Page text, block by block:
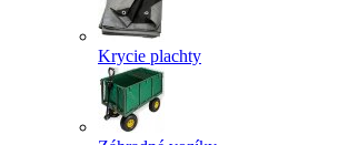
Krycie plachty